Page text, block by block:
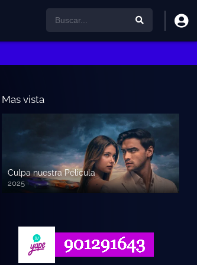
Mas vista
Culpa nuestra Pelicula
2025
720p HD